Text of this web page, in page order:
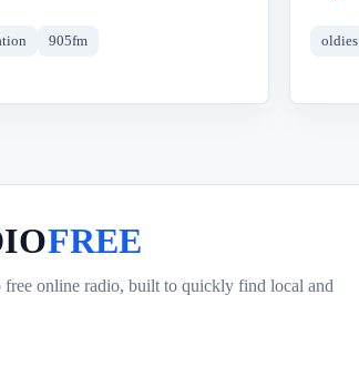
905fm oldies
FREE
online radio, built to quickly find local and